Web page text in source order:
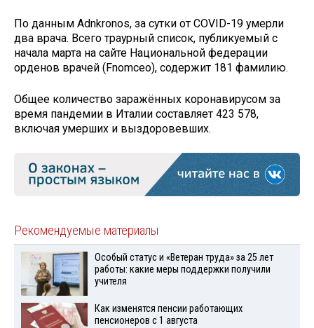
По данным Adnkronos, за сутки от COVID-19 умерли
два врача. Всего траурный список, публикуемый с
начала марта на сайте Национальной федерации
орденов врачей (Fnomceo), содержит 181 фамилию.
Общее количество заражённых коронавирусом за
время пандемии в Италии составляет 423 578,
включая умерших и выздоровевших.
Рекомендуемые материалы
Особый статус и «Ветеран труда» за 25 лет
работы: какие меры поддержки получили
учителя
Как изменятся пенсии работающих
пенсионеров с 1 августа